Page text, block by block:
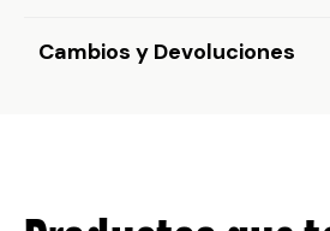
Cambios y Devoluciones